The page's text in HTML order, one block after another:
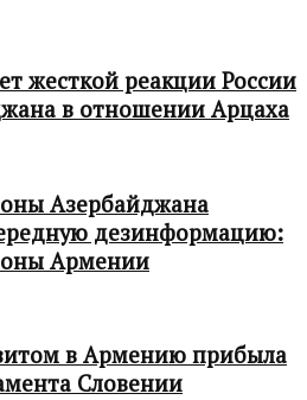
жесткой реакции России
в отношении Арцаха
Азербайджана
дезинформацию:
Армении
в Армению прибыла
Словении